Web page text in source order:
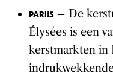
PARIJS– De
Élysées is een
kerstmarkten in